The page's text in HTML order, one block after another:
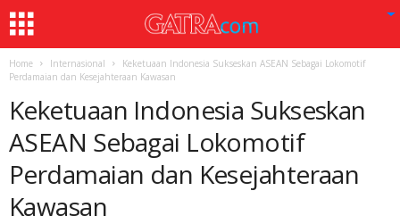
Home Internasional
Keketuaan Indonesia Sukseskan ASEAN Sebagai Lokomotif
Perdamaian dan Kesejahteraan Kawasan
Keketuaan Indonesia Sukseskan
ASEAN Sebagai Lokomotif
Perdamaian dan Kesejahteraan
Kawasan